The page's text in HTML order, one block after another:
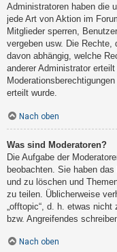
Administratoren haben die
jede Art von Aktion im
Mitglieder sperren,
vergeben usw. Die Rechte,
davon abhängig, welche
anderer Administrator
erteilt wurde.
Nach oben
Was sind Moderatoren?
Die Aufgabe der
beobachten. Sie haben
und zu löschen und
zu teilen. Üblicherweise
„offtopic“, d. h. etwas
bzw. Angreifendes
Nach oben